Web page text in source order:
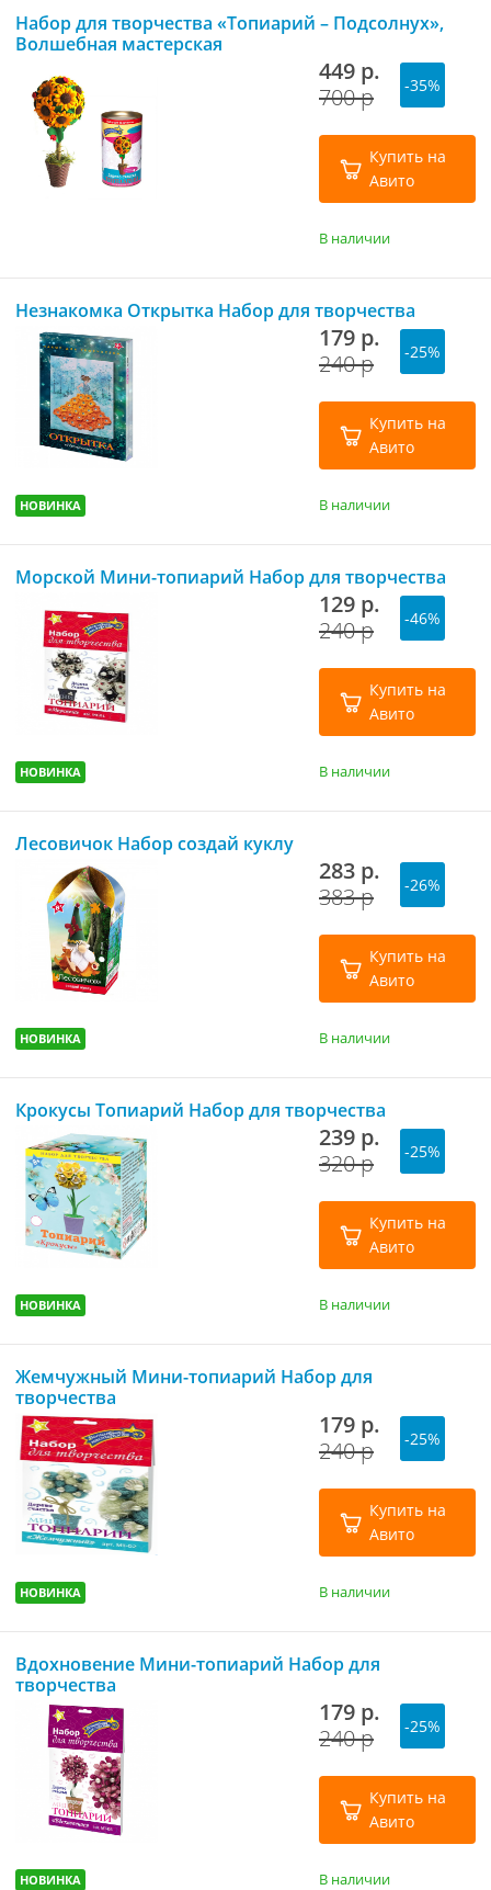
Набор для творчества «Топиарий – Подсолнух»,
Волшебная мастерская
449 р.
700 р
-35%
Купить на
Авито
В наличии
НОВИНКА
Незнакомка Открытка Набор для творчества
179 р.
240 р
-25%
Купить на
Авито
В наличии
НОВИНКА
Морской Мини-топиарий Набор для творчества
129 р.
240 р
-46%
Купить на
Авито
В наличии
НОВИНКА
Лесовичок Набор создай куклу
283 р.
383 р
-26%
Купить на
Авито
В наличии
НОВИНКА
Крокусы Топиарий Набор для творчества
239 р.
320 р
-25%
Купить на
Авито
В наличии
НОВИНКА
Жемчужный Мини-топиарий Набор для
творчества
179 р.
240 р
-25%
Купить на
Авито
В наличии
НОВИНКА
Вдохновение Мини-топиарий Набор для
творчества
179 р.
240 р
-25%
Купить на
Авито
В наличии